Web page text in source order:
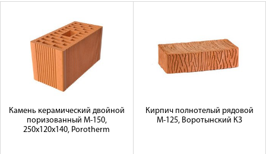
Оплата
Сотрудничество
Галерея объектов
Контакты
Камень керамический двойной
поризованный М-150,
250x120x140, Porotherm
Кирпич полнотелый рядовой
М-125, Воротынский КЗ